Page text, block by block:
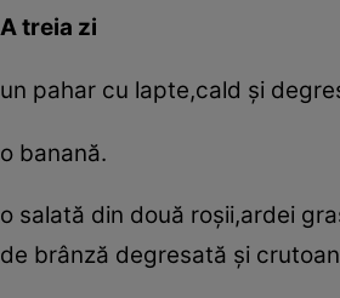
A treia zi
un pahar cu lapte,cald şi
o banană.
o salată din ­două roşii,­ardei
de brânză degresată şi